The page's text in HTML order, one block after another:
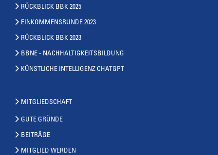
RÜCKBLICK BBK 2025
EINKOMMENSRUNDE 2023
RÜCKBLICK BBK 2023
BBNE - NACHHALTIGKEITSBILDUNG
KÜNSTLICHE INTELLIGENZ CHATGPT
MITGLIEDSCHAFT
GUTE GRÜNDE
BEITRÄGE
MITGLIED WERDEN